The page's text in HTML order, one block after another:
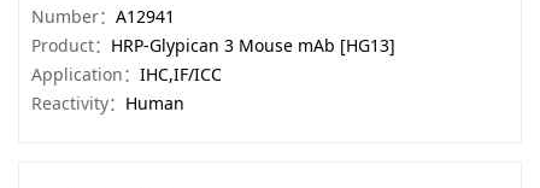
Number： A12941
Product： HRP-Glypican 3 Mouse mAb [HG13]
Application： IHC,IF/ICC
Reactivity： Human